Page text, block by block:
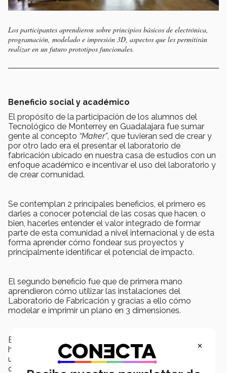
Los participantes aprendieron sobre principios básicos de electrónica,
programación, modelado e impresión 3D, aspectos que les permitirán
realizar en un futuro prototipos funcionales.
Beneficio social y académico
El propósito de la participación de los alumnos del
Tecnológico de Monterrey en Guadalajara fue sumar
gente al concepto “Maker”, que tuvieran sed de crear y
por otro lado era el presentar el laboratorio de
fabricación ubicado en nuestra casa de estudios con un
enfoque académico e incentivar el uso del laboratorio y
de crear comunidad.
Se contemplan 2 principales beneficios, el primero es
darles a conocer potencial de las cosas que hacen, o
bien, hacerles entender el valor integrado de formar
parte de esta comunidad a nivel internacional y de esta
forma aprender cómo fondear sus proyectos y
principalmente identificar el potencial de impacto.
El segundo beneficio fue que de primera mano
aprendieron cómo utilizar las instalaciones del
Laboratorio de Fabricación y gracias a ello cómo
modelar e imprimir un plano en 3 dimensiones.
Esta actividad permitió a los jóvenes desarrollar
habilidades técnicas que les permitieron adentrarse a
una comunidad de apoyo para la creación e innovación
de ideas, además de realizar un
networkingcon
×